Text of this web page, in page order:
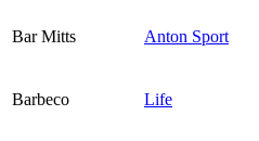
Bar Mitts Anton Sport
Barbeco Life